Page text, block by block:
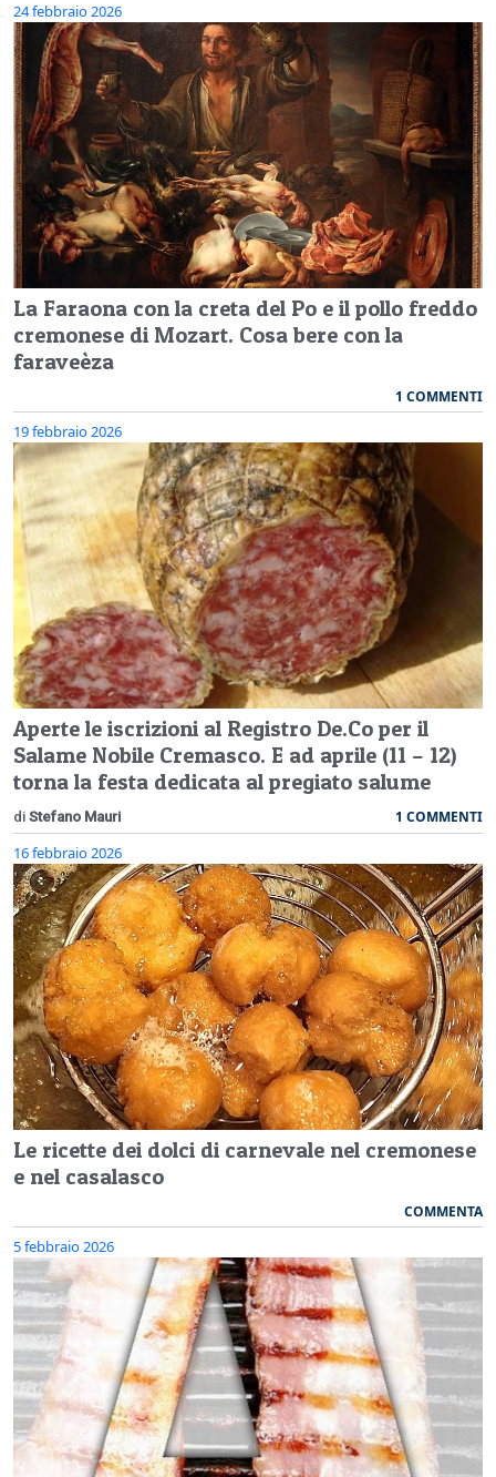
24 febbraio 2026
La Faraona con la creta del Po e il pollo freddo
cremonese di Mozart. Cosa bere con la
faraveèza
1 COMMENTI
19 febbraio 2026
Aperte le iscrizioni al Registro De.Co per il
Salame Nobile Cremasco. E ad aprile (11 – 12)
torna la festa dedicata al pregiato salume
di Stefano Mauri 1 COMMENTI
16 febbraio 2026
Le ricette dei dolci di carnevale nel cremonese
e nel casalasco
COMMENTA
5 febbraio 2026